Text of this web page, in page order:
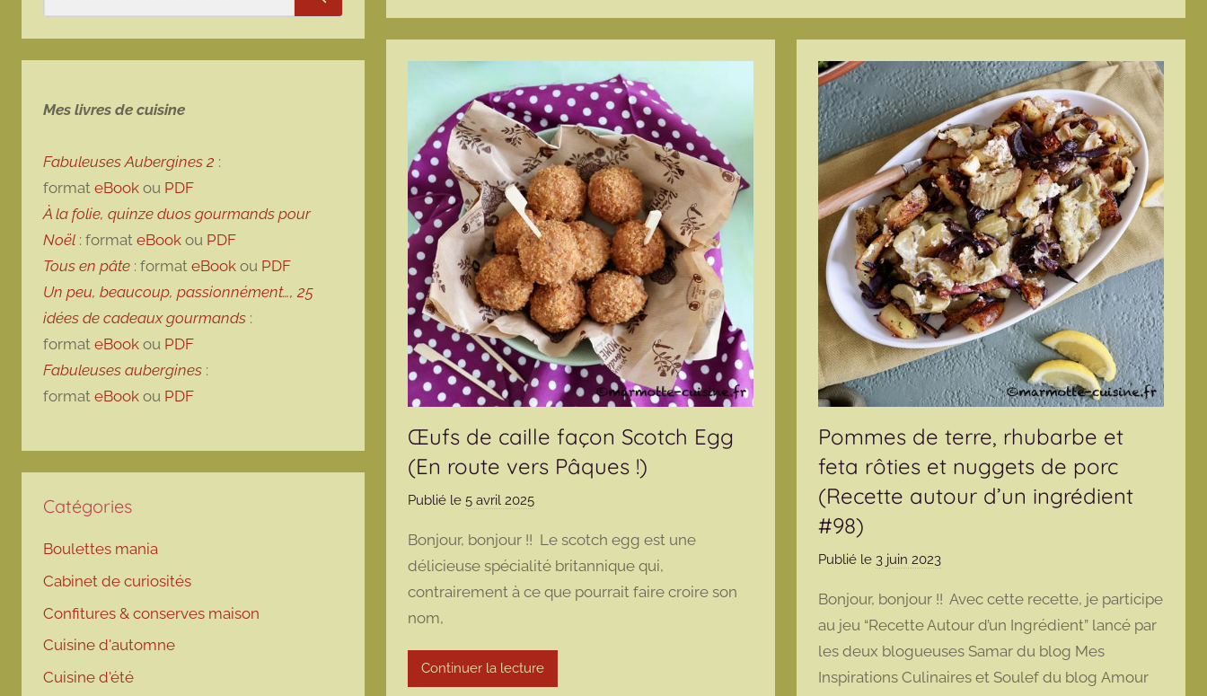
Œufs de caille façon Scotch Egg
(En route vers Pâques !)
Publié le 5 avril 2025p
m
a
o
t
Bonjour, bonjour !! Le scotch egg est une
délicieuse spécialité britannique qui,
contrairement à ce que pourrait faire croire son
nom,
Continuer la lecture
Pommes de terre, rhubarbe et
feta rôties et nuggets de porc
(Recette autour d’un ingrédient
#98)
Publié le 3 juin 2023p
r
m
a
r
Bonjour, bonjour !! Avec cette recette, je participe
au jeu “Recette Autour d’un Ingrédient” lancé par
les deux blogueuses Samar du blog Mes
Inspirations Culinaires et Soulef du blog Amour
Rechercher
Mes livres de cuisine
Fabuleuses Aubergines 2 :
format eBook ou PDF
À la folie, quinze duos gourmands pour
Noël : format eBook ou PDF
Tous en pâte : format eBook ou PDF
Un peu, beaucoup, passionnément…, 25
idées de cadeaux gourmands :
format eBook ou PDF
Fabuleuses aubergines :
format eBook ou PDF
Catégories
Boulettes mania
Cabinet de curiosités
Confitures & conserves maison
Cuisine d'automne
Cuisine d'été